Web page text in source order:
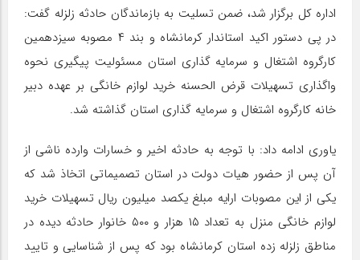
اداره کل برگزار شد، ضمن تسلیت به بازماندگان حادثه زلزله گفت:
در پی دستور اکید استاندار کرمانشاه و بند ۴ مصوبه سیزدهمین
کارگروه اشتغال و سرمایه گذاری استان مسئولیت پیگیری نحوه
واگذاری تسهیلات قرض الحسنه خرید لوازم خانگی بر عهده دبیر
خانه کارگروه اشتغال و سرمایه گذاری استان گذاشته شد.
یاوری ادامه داد: با توجه به حادثه اخیر و خسارات وارده ناشی از
آن پس از حضور هیات دولت در استان تصمیماتی اتخاذ شد که
یکی از این مصوبات ارایه مبلغ یکصد میلیون ریال تسهیلات خرید
لوازم خانگی منزل به تعداد ۱۵ هزار و ۵۰۰ خانوار حادثه دیده در
مناطق زلزله زده استان کرمانشاه بود که پس از شناسایی و تایید